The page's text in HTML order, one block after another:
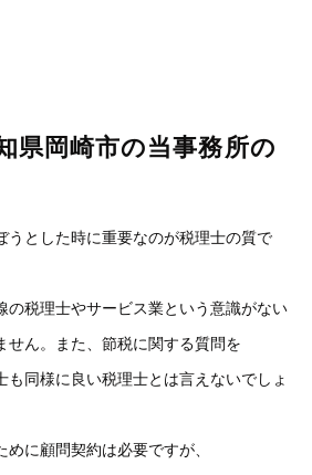
県岡崎市の当事務所の
うとした時に重要なのが税理士の質で
の税理士やサービス業という意識がない
せん。また、節税に関する質問を
も同様に良い税理士とは言えないでしょ
に顧問契約は必要ですが、